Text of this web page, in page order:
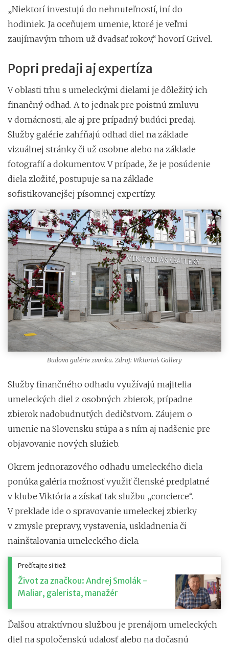
„Niektorí investujú do nehnuteľností, iní do
hodiniek. Ja oceňujem umenie, ktoré je veľmi
zaujímavým trhom už dvadsať rokov,“ hovorí Grivel.
Popri predaji aj expertíza
V oblasti trhu s umeleckými dielami je dôležitý ich
finančný odhad. A to jednak pre poistnú zmluvu
v domácnosti, ale aj pre prípadný budúci predaj.
Služby galérie zahŕňajú odhad diel na základe
vizuálnej stránky či už osobne alebo na základe
fotografií a dokumentov. V prípade, že je posúdenie
diela zložité, postupuje sa na základe
sofistikovanejšej písomnej expertízy.
Budova galérie zvonku. Zdroj: Viktoria’s Gallery
Služby finančného odhadu využívajú majitelia
umeleckých diel z osobných zbierok, prípadne
zbierok nadobudnutých dedičstvom. Záujem o
umenie na Slovensku stúpa a s ním aj nadšenie pre
objavovanie nových služieb.
Okrem jednorazového odhadu umeleckého diela
ponúka galéria možnosť využiť členské predplatné
v klube Viktória a získať tak službu „concierce“.
V preklade ide o spravovanie umeleckej zbierky
v zmysle prepravy, vystavenia, uskladnenia či
nainštalovania umeleckého diela.
Prečítajte si tiež
Život za značkou: Andrej Smolák -
Maliar, galerista, manažér
Ďalšou atraktívnou službou je prenájom umeleckých
diel na spoločenskú udalosť alebo na dočasnú